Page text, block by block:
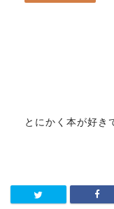
とにかく本が好き